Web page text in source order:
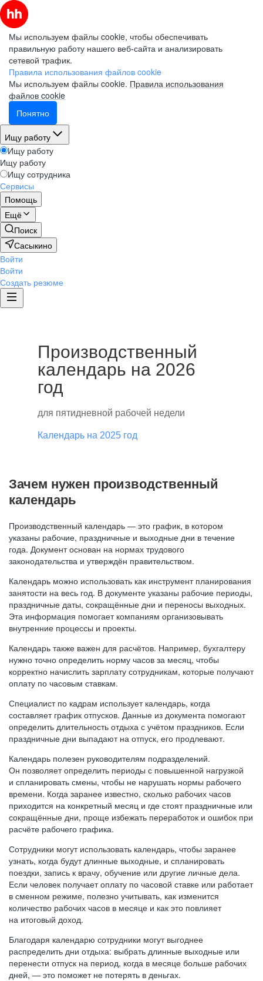
Мы используем файлы cookie, чтобы обеспечивать
правильную работу нашего веб-сайта и анализировать
сетевой трафик.
Правила использования файлов cookie
Мы используем файлы cookie. Правила использования
файлов cookie
Понятно
Ищу работу
Ищу работу
Ищу работу
Ищу сотрудника
Сервисы
Помощь
Ещё
Поиск
Сасыкино
Войти
Войти
Создать резюме
Производственный
календарь на 2026
год
для пятидневной рабочей недели
Календарь на 2025 год
Зачем нужен производственный
календарь
Производственный календарь — это график, в котором
указаны рабочие, праздничные и выходные дни в течение
года. Документ основан на нормах трудового
законодательства и утверждён правительством.
Календарь можно использовать как инструмент планирования
занятости на весь год. В документе указаны рабочие периоды,
праздничные даты, сокращённые дни и переносы выходных.
Эта информация помогает компаниям организовывать
внутренние процессы и проекты.
Календарь также важен для расчётов. Например, бухгалтеру
нужно точно определить норму часов за месяц, чтобы
корректно начислить зарплату сотрудникам, которые получают
оплату по часовым ставкам.
Специалист по кадрам использует календарь, когда
составляет график отпусков. Данные из документа помогают
определить длительность отдыха с учётом праздников. Если
праздничные дни выпадают на отпуск, его продлевают.
Календарь полезен руководителям подразделений.
Он позволяет определить периоды с повышенной нагрузкой
и спланировать смены, чтобы не нарушать нормы рабочего
времени. Когда заранее известно, сколько рабочих часов
приходится на конкретный месяц и где стоят праздничные или
сокращённые дни, проще избежать переработок и ошибок при
расчёте рабочего графика.
Сотрудники могут использовать календарь, чтобы заранее
узнать, когда будут длинные выходные, и спланировать
поездки, запись к врачу, обучение или другие личные дела.
Если человек получает оплату по часовой ставке или работает
в сменном режиме, полезно учитывать, как изменится
количество рабочих часов в месяце и как это повлияет
на итоговый доход.
Благодаря календарю сотрудники могут выгоднее
распределить дни отдыха: выбрать длинные выходные или
перенести отпуск на период, когда в месяце больше рабочих
дней, — это поможет не потерять в деньгах.